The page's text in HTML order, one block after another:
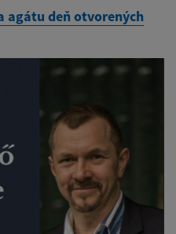
agátu deň otvorených